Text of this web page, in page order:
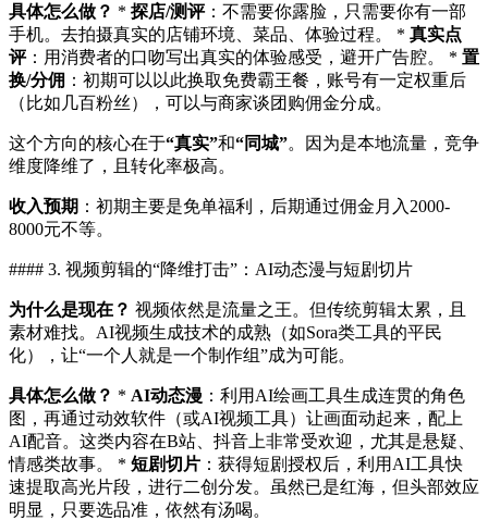
具体怎么做？ * 探店/测评：不需要你露脸，只需要你有一部
手机。去拍摄真实的店铺环境、菜品、体验过程。 * 真实点
评：用消费者的口吻写出真实的体验感受，避开广告腔。 * 置
换/分佣 ：初期可以以此换取免费霸王餐，账号有一定权重后
（比如几百粉丝），可以与商家谈团购佣金分成。
这个方向的核心在于“真实”和“同城”。因为是本地流量，竞争
维度降维了，且转化率极高。
收入预期 ：初期主要是免单福利，后期通过佣金月入2000-
8000元不等。
#### 3. 视频剪辑的“降维打击”：AI动态漫与短剧切片
为什么是现在？ 视频依然是流量之王。但传统剪辑太累，且
素材难找。AI视频生成技术的成熟（如Sora类工具的平民
化），让“一个人就是一个制作组”成为可能。
具体怎么做？ * AI动态漫 ：利用AI绘画工具生成连贯的角色
图，再通过动效软件（或AI视频工具）让画面动起来，配上
AI配音。这类内容在B站、抖音上非常受欢迎，尤其是悬疑、
情感类故事。 * 短剧切片 ：获得短剧授权后，利用AI工具快
速提取高光片段，进行二创分发。虽然已是红海，但头部效应
明显，只要选品准，依然有汤喝。